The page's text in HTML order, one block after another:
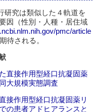
研究は類似した４軌道を
因（性別・人種・居住域
pmc/article
待される。
直接作用型経口抗凝固薬
大規模実態調査
接作用型経口抗凝固薬リ
の患者アドヒアランスと